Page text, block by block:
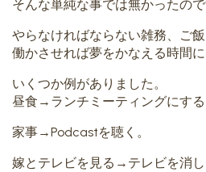
そんな単純な事では無かったので
やらなければならない雑務、ご
働かさせれば夢をかなえる時間に
いくつか例がありました。
昼食→ランチミーティングにする
家事→Podcastを聴く。
嫁とテレビを見る→テレビを消